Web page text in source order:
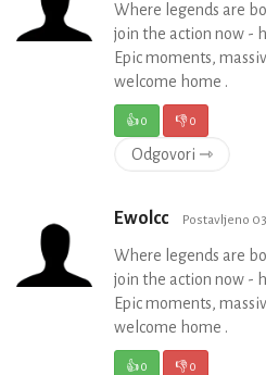
Where legends are
join the action now -
Epic moments,
welcome home .
👍0 👎0
Odgovori ⇾
Ewolcc Postavljeno
Where legends are
join the action now -
Epic moments,
welcome home .
👍0 👎0